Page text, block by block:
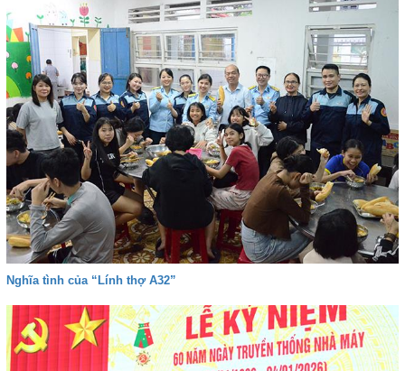
Nghĩa tình của “Lính thợ A32”